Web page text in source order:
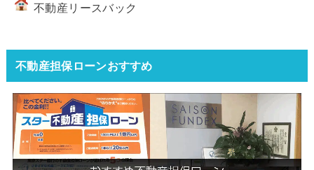
不動産リースバック
不動産担保ローンおすすめ